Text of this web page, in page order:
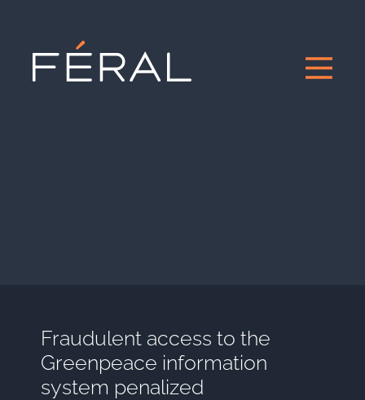
Fraudulent access to the
Greenpeace information
system penalized